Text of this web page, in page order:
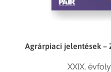
Agrárpiaci jelentések –
XXIX.